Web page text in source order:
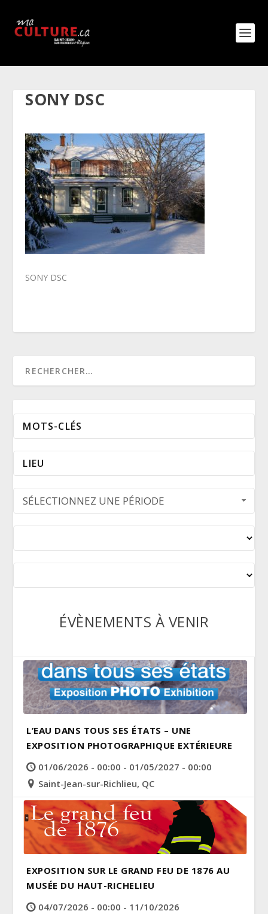
SONY DSC
SONY DSC
SÉLECTIONNEZ UNE PÉRIODE
ÉVÈNEMENTS À VENIR
L’EAU DANS TOUS SES ÉTATS – UNE
EXPOSITION PHOTOGRAPHIQUE EXTÉRIEURE
01/06/2026 - 00:00 - 01/05/2027 - 00:00
Saint-Jean-sur-Richlieu, QC
EXPOSITION SUR LE GRAND FEU DE 1876 AU
MUSÉE DU HAUT-RICHELIEU
04/07/2026 - 00:00 - 11/10/2026